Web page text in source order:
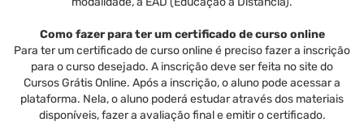
Como fazer para ter um certificado de curso online
Para ter um certificado de curso online é preciso fazer a inscrição
para o curso desejado. A inscrição deve ser feita no site do
Cursos Grátis Online. Após a inscrição, o aluno pode acessar a
plataforma. Nela, o aluno poderá estudar através dos materiais
disponíveis, fazer a avaliação final e emitir o certificado.